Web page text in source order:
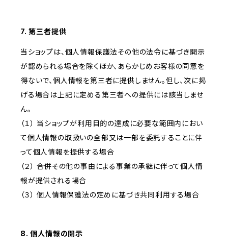
7. 第三者提供
当ショップは、個人情報保護法その他の法令に基づき開示
が認められる場合を除くほか、あらかじめお客様の同意を
得ないで、個人情報を第三者に提供しません。但し、次に掲
げる場合は上記に定める第三者への提供には該当しませ
ん。
（１） 当ショップが利用目的の達成に必要な範囲内におい
て個人情報の取扱いの全部又は一部を委託することに伴
って個人情報を提供する場合
（２） 合併その他の事由による事業の承継に伴って個人情
報が提供される場合
（３） 個人情報保護法の定めに基づき共同利用する場合
8. 個人情報の開示